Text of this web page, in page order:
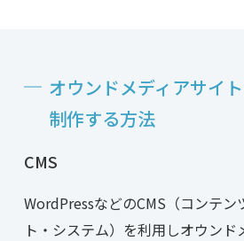
オウンドメディアサイ
制作する方法
CMS
WordPressなどのCMS（コンテン
ト・システム）を利用しオウンド